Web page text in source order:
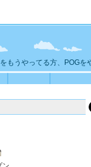
もうやってる方、POGを